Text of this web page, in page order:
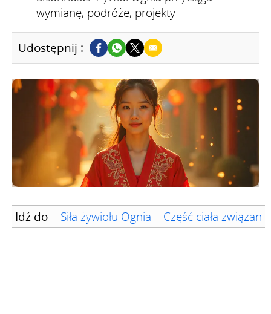
wymianę, podróże, projekty
Udostępnij :
Idź do Siła żywiołu Ognia Część ciała